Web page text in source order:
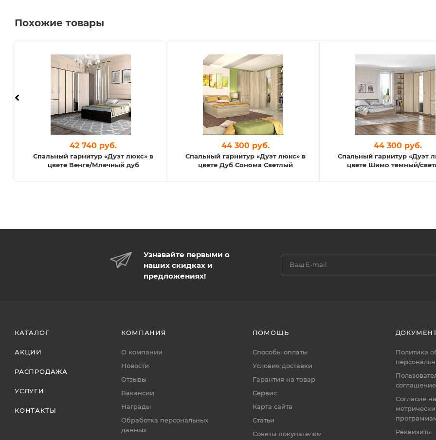
Похожие товары
Спальный гарнитур «Дуэт люкс» в
цвете Венге/Млечный дуб
42 740 руб.
Спальный гарнитур «Дуэт люкс» в
цвете Дуб Сонома Светлый
44 300 руб.
Спальный гарнитур «Дуэт
цвете Шимо темный/
44 300 руб.
Узнавайте первыми о
наших скидках и
предложениях!
КАТАЛОГ
АКЦИИ
РАСПРОДАЖА
УСЛУГИ
КОНТАКТЫ
КОМПАНИЯ
О компании
Новости
Отзывы
Вакансии
Награды
Обработка персональных
данных
ПОМОЩЬ
Способы оплаты
Условия доставки
Гарантия на товар
Сервис
Карта сайта
Статьи
Советы покупателям
Политика
соглашение
Согласие
Реквизиты